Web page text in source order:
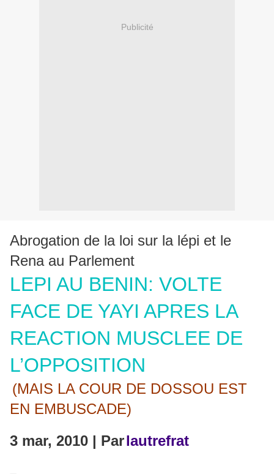
Publicité
Abrogation de la loi sur la lépi et le
Rena au Parlement
LEPI AU BENIN: VOLTE
FACE DE YAYI APRES LA
REACTION MUSCLEE DE
L’OPPOSITION
(MAIS LA COUR DE DOSSOU EST
EN EMBUSCADE)
3 mar, 2010 | Parlautrefrat